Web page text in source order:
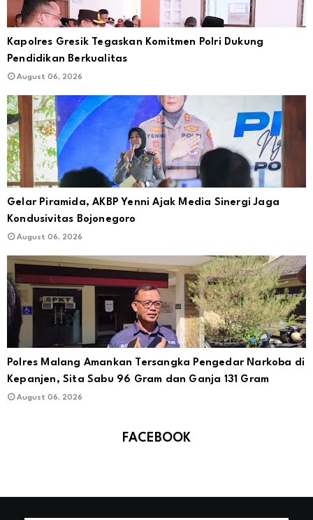
Kapolres Gresik Tegaskan Komitmen Polri Dukung
Pendidikan Berkualitas
August 06, 2026
Gelar Piramida, AKBP Yenni Ajak Media Sinergi Jaga
Kondusivitas Bojonegoro
August 06, 2026
Polres Malang Amankan Tersangka Pengedar Narkoba di
Kepanjen, Sita Sabu 96 Gram dan Ganja 131 Gram
August 06, 2026
FACEBOOK